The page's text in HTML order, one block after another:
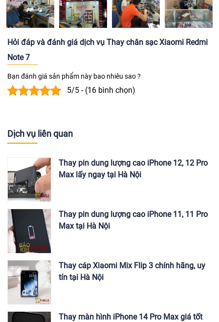
Hỏi đáp và đánh giá dịch vụ Thay chân sạc Xiaomi Redmi
Note 7
Bạn đánh giá sản phẩm này bao nhiêu sao ?
5/5 - (16 bình chọn)
Dịch vụ liên quan
Thay pin dung lượng cao iPhone 12, 12 Pro
Max lấy ngay tại Hà Nội
Thay pin dung lượng cao iPhone 11, 11 Pro
Max tại Hà Nội
Thay cáp Xiaomi Mix Flip 3 chính hãng, uy
tín tại Hà Nội
Thay màn hình iPhone 14 Pro Max giá tốt